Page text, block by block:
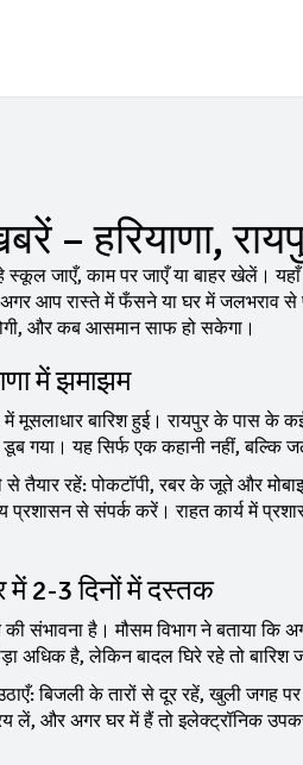
– हरियाणा,
स्कूल जाएँ, काम पर जाएँ या बाहर खेलें।
अगर आप रास्ते में फँसने या घर में जलभराव से
और कब आसमान साफ हो सकेगा।
में झमाझम
में मूसलाधार बारिश हुई। रायपुर के पास के
गया। यह सिर्फ एक कहानी नहीं, बल्कि
तैयार रहें: पोकटॉपी, रबर के जूते और
प्रशासन से संपर्क करें। राहत कार्य में
में 2‑3 दिनों में दस्तक
संभावना है। मौसम विभाग ने बताया कि
अधिक है, लेकिन बादल घिरे रहे तो
बिजली के तारों से दूर रहें, खुली जगह
लें, और अगर घर में हैं तो इलेक्ट्रॉनिक